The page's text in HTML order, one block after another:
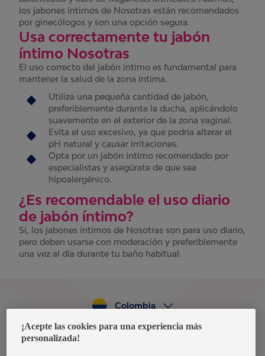
los jabones íntimos de Nosotras están recomendados
por ginecólogos y son una opción segura.
Usa correctamente tu jabón
íntimo Nosotras
El uso correcto del jabón íntimo es fundamental para
mantener la salud de la zona íntima.
Utiliza una pequeña cantidad de jabón,
preferiblemente durante la ducha, aplicándolo
suavemente en el exterior de la zona vaginal.
Evita el uso excesivo, ya que podría alterar el
pH natural y causar irritaciones.
Opta por un jabón íntimo recomendado por
especialistas y asegúrate de que sea
hipoalergénico.
¿Es recomendable el uso diario
de jabón íntimo?
Sí, los jabones íntimos de Nosotras son para uso diario,
pero deben usarse con moderación y preferiblemente
una vez al día durante tu baño habitual.
Política de privacidad de datos
Colombia
¡Acepte las cookies para una experiencia más
personalizada!